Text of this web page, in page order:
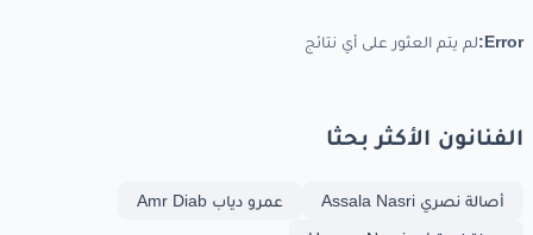
Error: لم يتم العثور على أي نتائج
الفنانون الأكثر بحثا
أصالة نصري Assala Nasri
عمرو دياب Amr Diab